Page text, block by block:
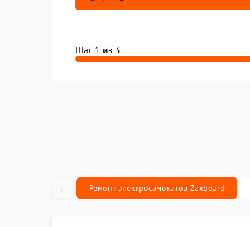
Шаг 1 из 3
← Ремонт электросамокатов Zaxboard